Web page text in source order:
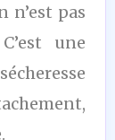
n’est pas
une